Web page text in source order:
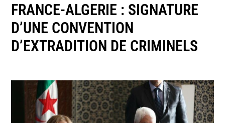
FRANCE-ALGERIE : SIGNATURE
D’UNE CONVENTION
D’EXTRADITION DE CRIMINELS